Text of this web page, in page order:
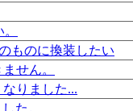
ものに換装したい
せん。
りました...
た。